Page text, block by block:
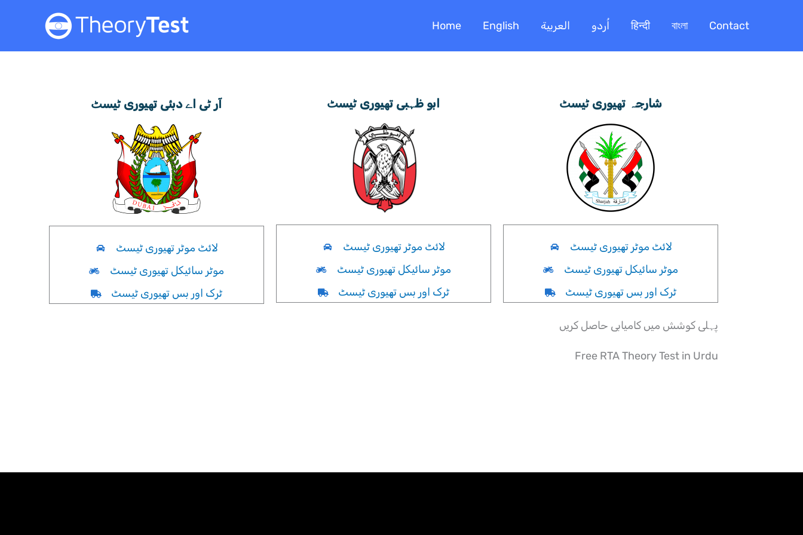
content
Home English العربية اُردو हिन्दी বাংলা Contact
آر ٹی اے دبئی تھیوری ٹیسٹ
لائٹ موٹر تھیوری ٹیسٹ
موٹر سائیکل تھیوری ٹیسٹ
ٹرک اور بس تھیوری ٹیسٹ
ابو ظہبی تھیوری ٹیسٹ
لائٹ موٹر تھیوری ٹیسٹ
موٹر سائیکل تھیوری ٹیسٹ
ٹرک اور بس تھیوری ٹیسٹ
شارجہ تھیوری ٹیسٹ
لائٹ موٹر تھیوری ٹیسٹ
موٹر سائیکل تھیوری ٹیسٹ
ٹرک اور بس تھیوری ٹیسٹ
پہلی کوشش میں کامیابی حاصل کریں
Free RTA Theory Test in Urdu